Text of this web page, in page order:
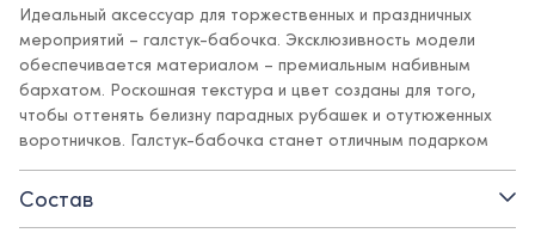
Идеальный аксессуар для торжественных и праздничных
мероприятий – галстук-бабочка. Эксклюзивность модели
обеспечивается материалом – премиальным набивным
бархатом. Роскошная текстура и цвет созданы для того,
чтобы оттенять белизну парадных рубашек и отутюженных
воротничков. Галстук-бабочка станет отличным подарком
для юного джентльмена, дополнит и украсит образ для
выпускного, концерта, утренника или фотосессии. Благодаря
регулируемому ремешку аксессуар подойдет для мальчиков
Состав